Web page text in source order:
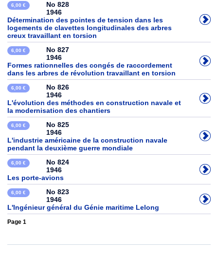
6,00 €
No 828
1946
Détermination des pointes de tension dans les
logements de clavettes longitudinales des arbres
creux travaillant en torsion
6,00 €
No 827
1946
Formes rationnelles des congés de raccordement
dans les arbres de révolution travaillant en torsion
6,00 €
No 826
1946
L'évolution des méthodes en construction navale et
la modernisation des chantiers
6,00 €
No 825
1946
L'industrie américaine de la construction navale
pendant la deuxième guerre mondiale
6,00 €
No 824
1946
Les porte-avions
6,00 €
No 823
1946
L'Ingénieur général du Génie maritime Lelong
Page 1